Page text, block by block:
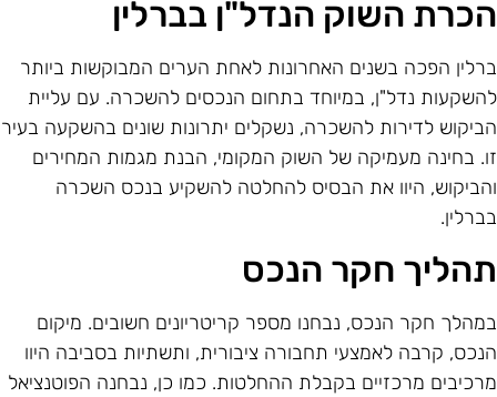
השוק הנדל"ן בברלין
הפכה בשנים האחרונות לאחת הערים המבוקשות ביותר
נדל"ן, במיוחד בתחום הנכסים להשכרה. עם עליית
לדירות להשכרה, נשקלים יתרונות שונים בהשקעה בעיר
בחינה מעמיקה של השוק המקומי, הבנת מגמות המחירים
היוו את הבסיס להחלטה להשקיע בנכס השכרה
חקר הנכס
חקר הנכס, נבחנו מספר קריטריונים חשובים. מיקום
קרבה לאמצעי תחבורה ציבורית, ותשתיות בסביבה היוו
מרכזיים בקבלת ההחלטות. כמו כן, נבחנה הפוטנציאל